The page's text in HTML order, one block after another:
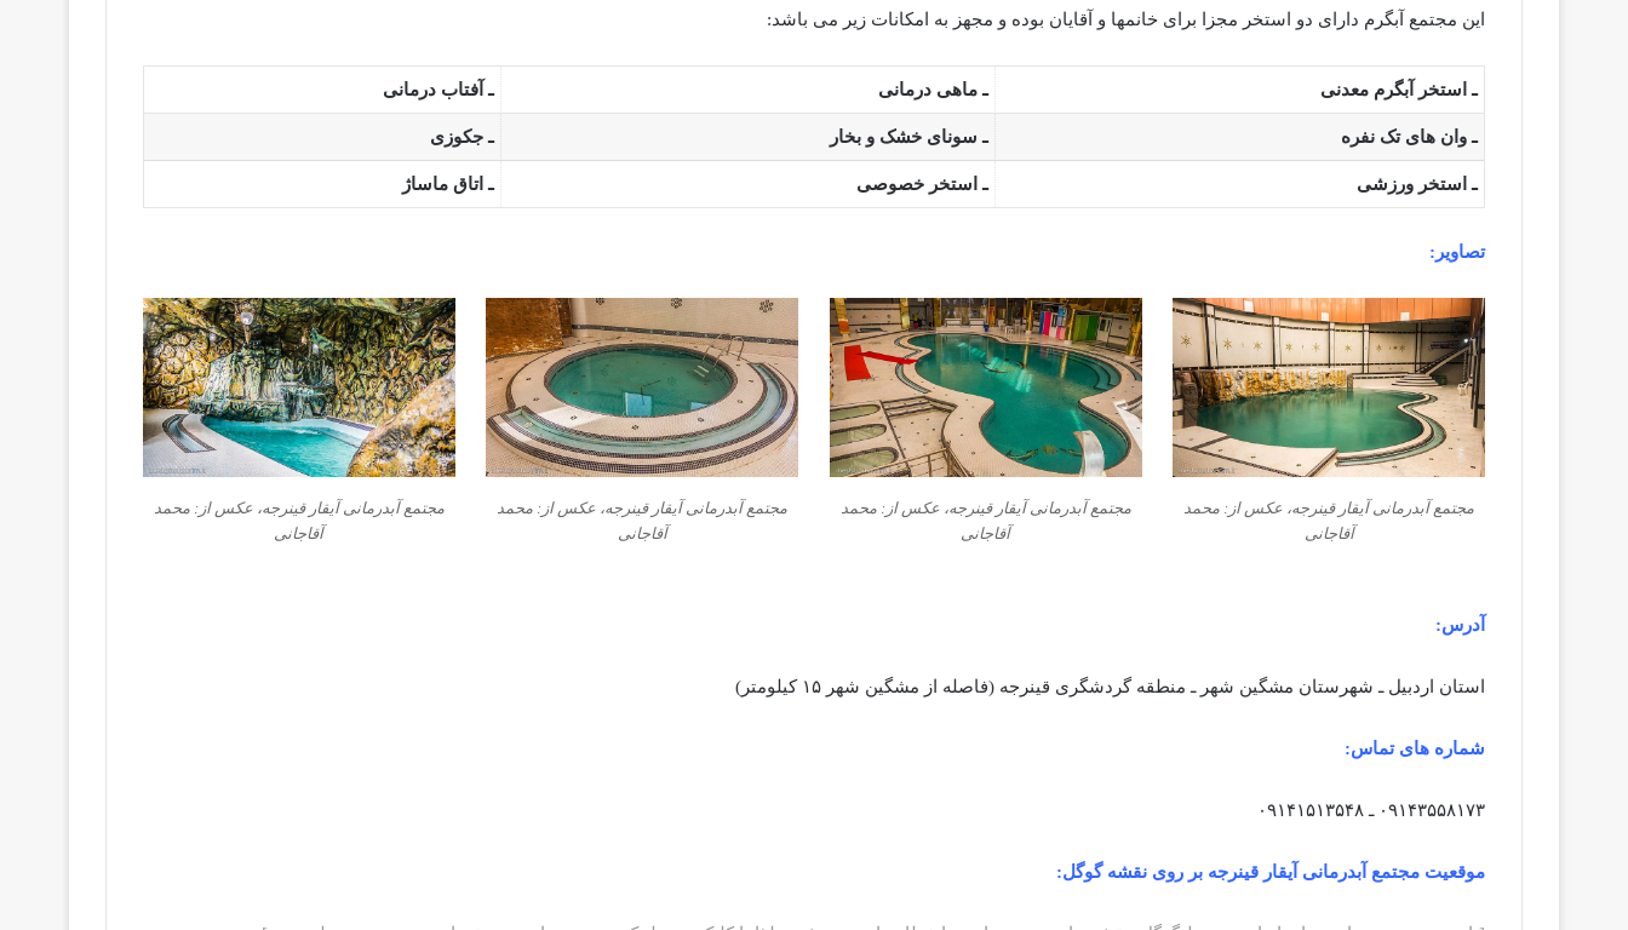
این مجتمع آبگرم دارای دو استخر مجزا برای خانمها و آقایان بوده و مجهز به امکانات زیر می باشد:
ـ استخر آبگرم معدنی ـ ماهی درمانی ـ آفتاب درمانی
ـ وان های تک نفره ـ سونای خشک و بخار ـ جکوزی
ـ استخر ورزشی ـ استخر خصوصی ـ اتاق ماساژ
تصاویر:
مجتمع آبدرمانی آیقار قینرجه، عکس از: محمد
آقاجانی
مجتمع آبدرمانی آیقار قینرجه، عکس از: محمد
آقاجانی
مجتمع آبدرمانی آیقار قینرجه، عکس از: محمد
آقاجانی
مجتمع آبدرمانی آیقار قینرجه، عکس از: محمد
آقاجانی
آدرس:
استان اردبیل ـ شهرستان مشگین شهر ـ منطقه گردشگری قینرجه (فاصله از مشگین شهر ۱۵ کیلومتر)
شماره های تماس:
۰۹۱۴۳۵۵۸۱۷۳ ـ ۰۹۱۴۱۵۱۳۵۴۸
موقعیت مجتمع آبدرمانی آیقار قینرجه بر روی نقشه گوگل: